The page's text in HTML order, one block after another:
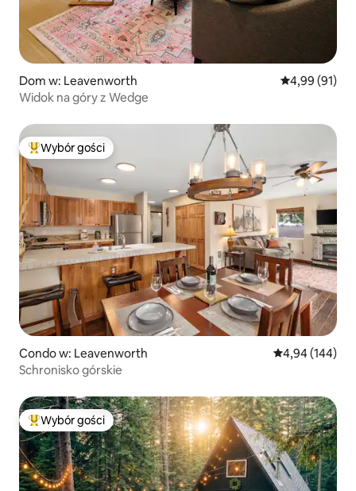
Dom w: Leavenworth Średnia
4,99 (91)
Widok na góry z Wedge
Najpopularniejsze z kategorii Wybór gości
Wybór gości
Condo w: Leavenworth Średnia
4,94 (144)
Schronisko górskie
Najpopularniejsze z kategorii Wybór gości
Wybór gości